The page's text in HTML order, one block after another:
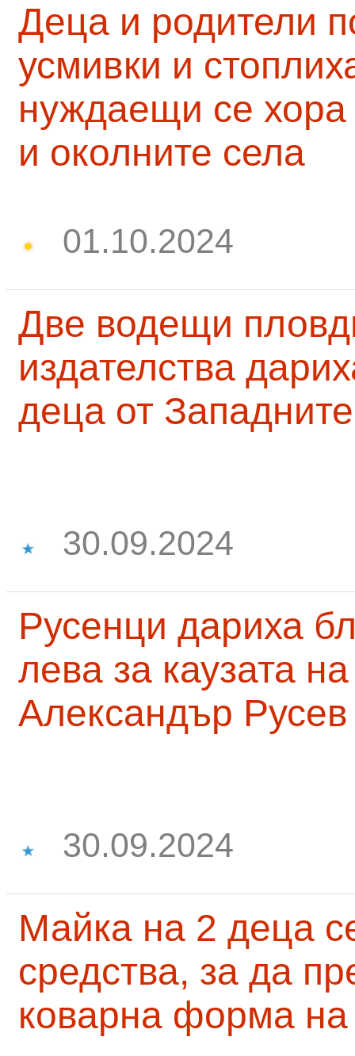
Деца и родители
усмивки и
нуждаещи се
и околните села
01.10.2024
Две водещи
издателства
деца от
30.09.2024
Русенци дариха
лева за каузата
Александър Русев
30.09.2024
Майка на 2 деца
средства, за да
коварна форма на